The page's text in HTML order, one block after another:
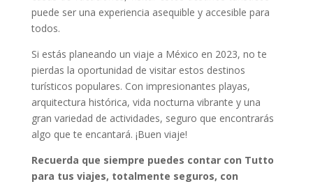
puede ser una experiencia asequible y accesible para
todos.
Si estás planeando un viaje a México en 2023, no te
pierdas la oportunidad de visitar estos destinos
turísticos populares. Con impresionantes playas,
arquitectura histórica, vida nocturna vibrante y una
gran variedad de actividades, seguro que encontrarás
algo que te encantará. ¡Buen viaje!
Recuerda que siempre puedes contar con Tutto
para tus viajes, totalmente seguros, con